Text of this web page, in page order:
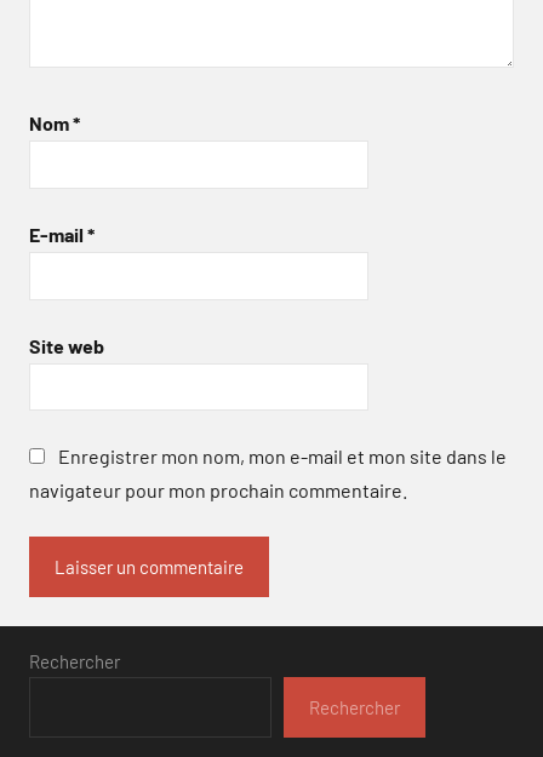
Nom*
E-mail *
Site web
Enregistrer mon nom, mon e-mail et mon site dans le
navigateur pour mon prochain commentaire.
Rechercher
Rechercher